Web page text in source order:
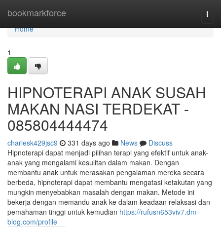
bookmarkforce
Home
Home
1
HIPNOTERAPI ANAK SUSAH
MAKAN NASI TERDEKAT -
085804444474
charlesk429jsc9 331 days ago News
Discuss
Hipnoterapi dapat menjadi pilihan terapi yang efektif untuk anak-
anak yang mengalami kesulitan dalam makan. Dengan
membantu anak untuk merasakan pengalaman mereka secara
berbeda, hipnoterapi dapat membantu mengatasi ketakutan yang
mungkin menyebabkan masalah dengan makan. Metode ini
bekerja dengan memandu anak ke dalam keadaan relaksasi dan
pemahaman tinggi untuk kemudian https://rufusn653viv7.dm-
blog.com/profile